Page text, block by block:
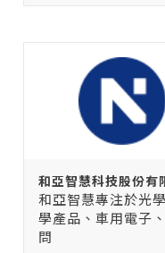
和亞智慧科技股份有
和亞智慧專注於光
學產品、車用電子
問